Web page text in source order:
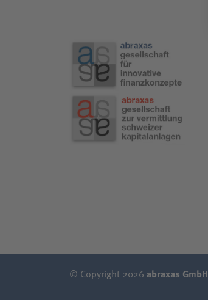
© Copyright 2026 abraxas GmbH